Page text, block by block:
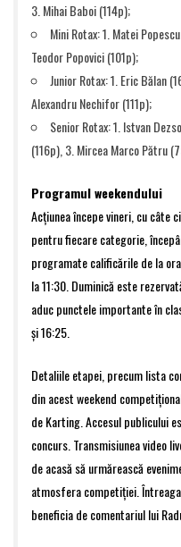
3. Mihai Baboi (114p);
Mini Rotax: 1. Matei
Teodor Popovici (101p);
Junior Rotax: 1. Eric Bălan
Alexandru Nechifor (111p);
Senior Rotax: 1. Istvan
(116p), 3. Mircea Marco Pătru
Programul weekendului
Acțiunea începe vineri, cu câte
pentru fiecare categorie,
programate calificările de la
la 11:30. Duminică este
aduc punctele importante în
și 16:25.
Detaliile etapei, precum lista
din acest weekend
de Karting. Accesul publicului
concurs. Transmisiunea video
de acasă să urmărească
atmosfera competiției.
beneficia de comentariul lui